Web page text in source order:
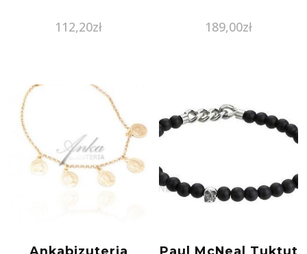
112,20zł 189,00zł
Ankabizuteria
Paul McNeal Tuktut